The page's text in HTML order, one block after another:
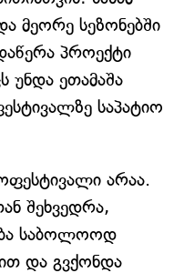
მეორე სეზონებში
პროექტი
უნდა ეთამაშა
საპატიო
არაა.
შეხვედრა,
საბოლოოდ
და გვქონდა